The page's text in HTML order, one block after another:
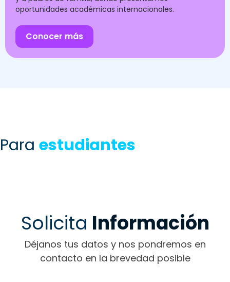
oportunidades académicas internacionales.
Conocer más
Para estudiantes
Solicita Información
Déjanos tus datos y nos pondremos en
contacto en la brevedad posible